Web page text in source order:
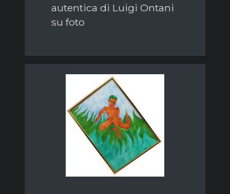
autentica di Luigi Ontani
su foto